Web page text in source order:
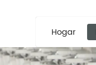
Hogar